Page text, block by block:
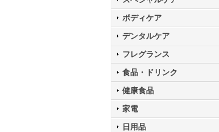
ボディケア
デンタルケア
フレグランス
食品・ドリンク
健康食品
家電
日用品